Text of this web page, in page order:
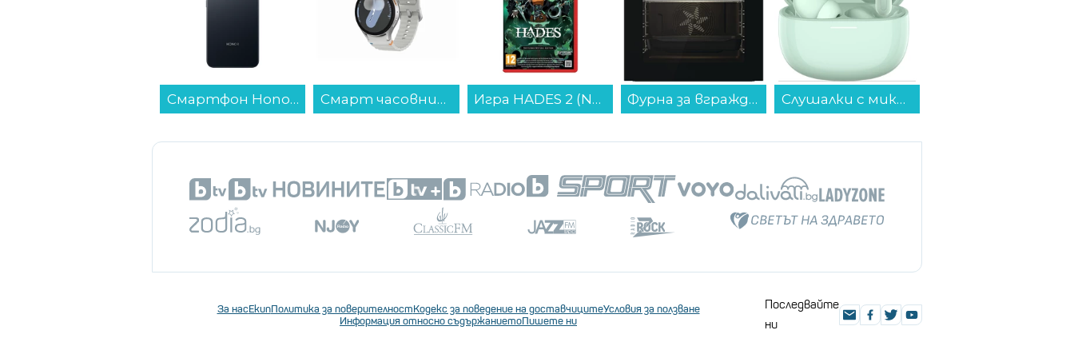
Смарт часовник Samsung GALAXY WATCH 7 44MM SILVER SM-L310NZSA , 1.47 , 2 , 32GB вградена памет... Игра HADES 2 (NSW2)... Фурна за вграждане Gorenje BOP6737E02XK , 77 , А , Механично , Пиролиза... Слушалки с микрофон Xiaomi REDMI BUDS 8 GREEN BHR08UJGL , Bluetooth , IN-EAR (ТАПИ)... Игра Splatoon Raiders (NSW2)...
За насЕкипПолитика за поверителностКодекс за поведение на доставчицитеУсловия за ползване
Информация относно съдържаниетоПишете ни
Последвайте
ни